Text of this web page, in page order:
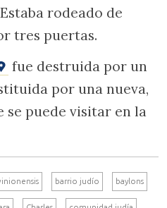
rodeado de
tres puertas.
fue destruida por un
por una nueva,
se puede visitar en la
barrio judío baylons